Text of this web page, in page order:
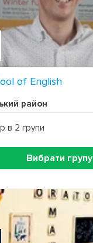
of English
район
в 2 групи
Вибрати групу